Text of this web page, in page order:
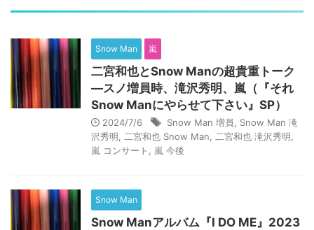
Snow Man 嵐
二宮和也とSnow Manの超貴重トーク
―スノ増員時、滝沢秀明、嵐（『それ
Snow Manにやらせて下さい』SP）
2024/7/6 Snow Man 増員
Snow Man 滝
沢秀明
二宮和也 Snow Man 二宮和也 滝沢秀明
嵐 コンサート
嵐 今後
Snow Man
Snow Manアルバム『I DO ME』2023